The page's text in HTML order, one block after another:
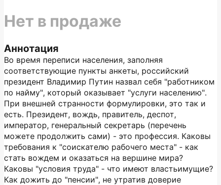
Аннотация
Во время переписи населения, заполняя
соответствующие пункты анкеты, российский
президент Владимир Путин назвал себя "работником
по найму", который оказывает "услуги населению".
При внешней странности формулировки, это так и
есть. Президент, вождь, правитель, деспот,
император, генеральный секретарь (перечень
можете продолжить сами) - это профессия. Каковы
требования к "соискателю рабочего места" - как
стать вождем и оказаться на вершине мира?
Каковы "условия труда" - что имеют властьимущие?
Как дожить до "пенсии", не утратив доверие
Нет в продаже